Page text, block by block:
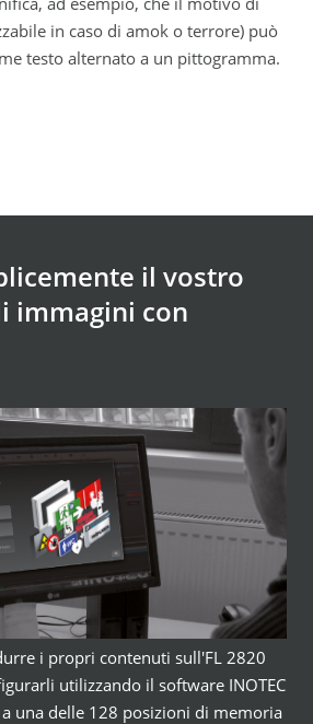
in caso di amok o terrore) può
testo alternato a un pittogramma.
il vostro
immagini con
i propri contenuti sull'FL 2820
utilizzando il software INOTEC
a una delle 128 posizioni di memoria